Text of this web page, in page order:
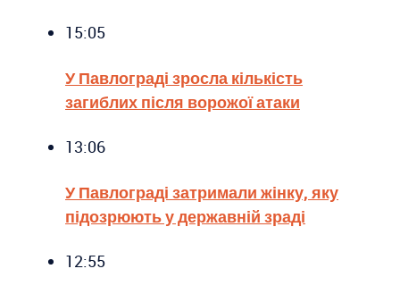
15:05
У Павлограді зросла кількість
загиблих після ворожої атаки
13:06
У Павлограді затримали жінку, яку
підозрюють у державній зраді
12:55